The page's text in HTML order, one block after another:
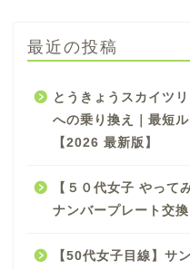
最近の投稿
とうきょうスカイツ
への乗り換え｜最短
【2026 最新版】
【５０代女子 やっ
ナンバープレート交
【50代女子目線】サ